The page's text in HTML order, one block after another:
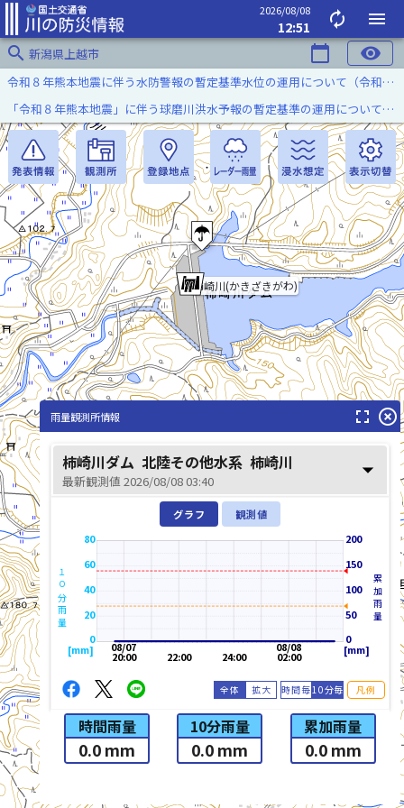
2026/08/08
12:51 autorenew
menu
search 新潟県上越市 calendar_today visibility
柿崎川(かきざきがわ)
令和８年熊本地震に伴う水防警報の暫定基準水位の運用について（令和８年８月７日）
「令和８年熊本地震」に伴う球磨川洪水予報の暫定基準の運用について（令和８年８月５日）
雨量観測所情報 fullscreen highlight_off
柿崎川ダム 北陸その他水系 柿崎川
最新観測値 2026/08/08 03:40 arrow_drop_down
グラフ 観測値
0
20
40
60
80
[mm]
１０分雨量
08/08
02:00
24:00
22:00
08/07
20:00
0
50
100
150
200
[mm]
累加雨量
全体 拡大 時間毎10分毎 凡例
時間雨量
0.0 mm
10分雨量
0.0 mm
累加雨量
0.0 mm